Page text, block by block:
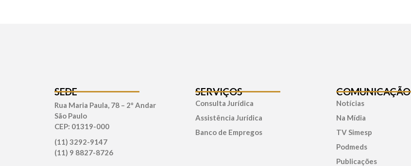
SEDE
Rua Maria Paula, 78 – 2º Andar
São Paulo
CEP: 01319-000
(11) 3292-9147
(11) 9 8827-8726
SERVIÇOS
Consulta Jurídica
Assistência Jurídica
Banco de Empregos
COMUNICAÇÃO
Notícias
Na Mídia
TV Simesp
Podmeds
Publicações